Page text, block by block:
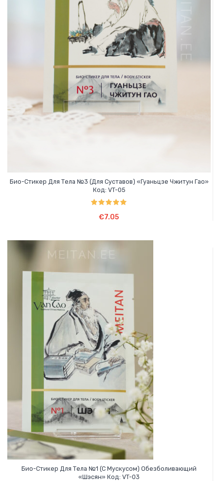
Био-Стикер Для Тела №3 (для Суставов) «Гуаньцзе Чжитун Гао»
Код: VT-05
из 5
€7.05
Био-Стикер Для Тела №1 (с Мускусом) Обезболивающий
«Шэсян» Код: VT-03